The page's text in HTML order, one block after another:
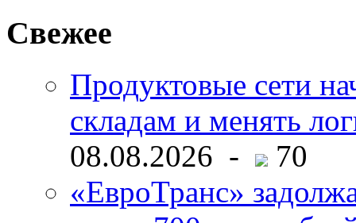
Свежее
Продуктовые сети
складам и менять
08.08.2026 -
70
«ЕвроТранс»